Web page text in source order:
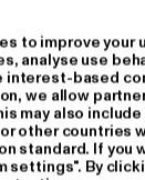
17,99 EUR
20,99
to improve your
analyse use
interest-based
we allow
may also
other countries
standard. If you
settings". By